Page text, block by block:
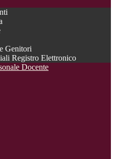
Genitori
Registro Elettronico
Docente